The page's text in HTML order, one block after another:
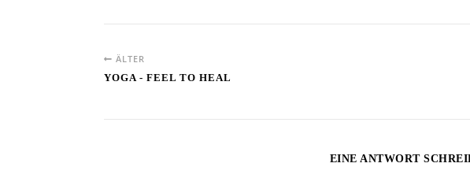
ÄLTER
YOGA - FEEL TO HEAL
EINE ANTWORT